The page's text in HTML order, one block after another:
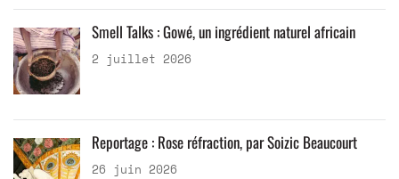
Smell Talks : Gowé, un ingrédient naturel africain
2 juillet 2026
Reportage : Rose réfraction, par Soizic Beaucourt
26 juin 2026